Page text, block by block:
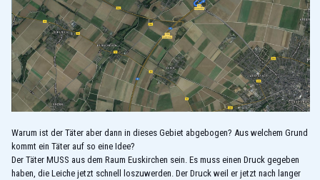
Warum ist der Täter aber dann in dieses Gebiet abgebogen? Aus welchem Grund
kommt ein Täter auf so eine Idee?
Der Täter MUSS aus dem Raum Euskirchen sein. Es muss einen Druck gegeben
haben, die Leiche jetzt schnell loszuwerden. Der Druck weil er jetzt nach langer